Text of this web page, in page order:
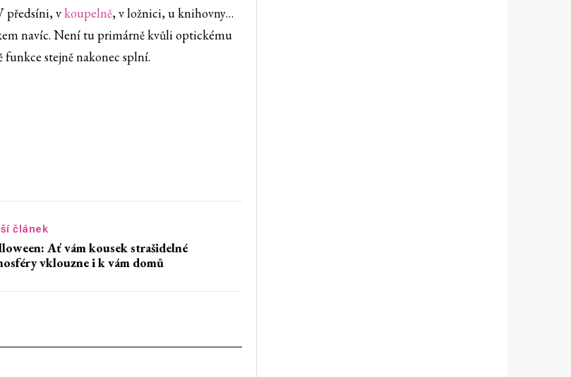
předsíni, vkoupelně, v ložnici, u knihovny…
navíc. Není tu primárně kvůli optickému
funkce stejně nakonec splní.
článek
Ať vám kousek strašidelné
vklouzne i k vám domů